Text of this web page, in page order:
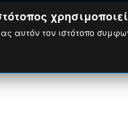
αυτόν τον ιστότοπο